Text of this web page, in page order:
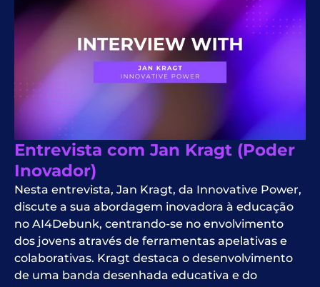
Entrevista com Jan Kragt (Poder
Inovador)
Nesta entrevista, Jan Kragt, da Innovative Power,
discute a sua abordagem inovadora à educação
no AI4Debunk, centrando-se no envolvimento
dos jovens através de ferramentas apelativas e
colaborativas. Kragt destaca o desenvolvimento
de uma banda desenhada educativa e do